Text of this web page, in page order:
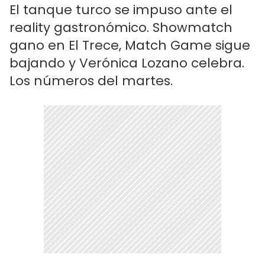
El tanque turco se impuso ante el
reality gastronómico. Showmatch
gano en El Trece, Match Game sigue
bajando y Verónica Lozano celebra.
Los números del martes.